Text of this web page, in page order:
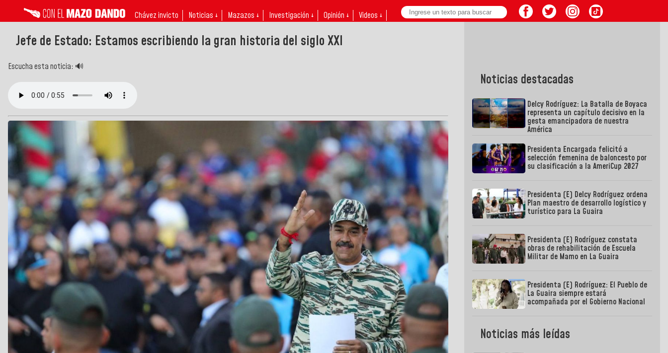
Chávez invicto Noticias ↓ Mazazos ↓ Investigación ↓ Opinión ↓ Videos ↓
Jefe de Estado: Estamos escribiendo la gran historia del siglo XXI
Escucha esta noticia: 🔊
Noticias destacadas
Delcy Rodríguez: La Batalla de Boyaca
representa un capítulo decisivo en la
gesta emancipadora de nuestra
América
Presidenta Encargada felicitó a
selección femenina de baloncesto por
su clasificación a la AmeriCup 2027
Presidenta (E) Delcy Rodríguez ordena
Plan maestro de desarrollo logístico y
turístico para La Guaira
Presidenta (E) Rodríguez constata
obras de rehabilitación de Escuela
Militar de Mamo en La Guaira
Presidenta (E) Rodríguez: El Pueblo de
La Guaira siempre estará
acompañada por el Gobierno Nacional
Noticias más leídas